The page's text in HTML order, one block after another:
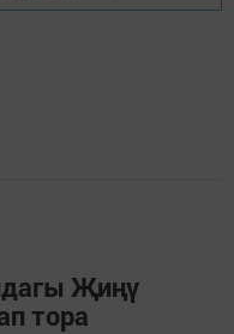
Җиңү
тора